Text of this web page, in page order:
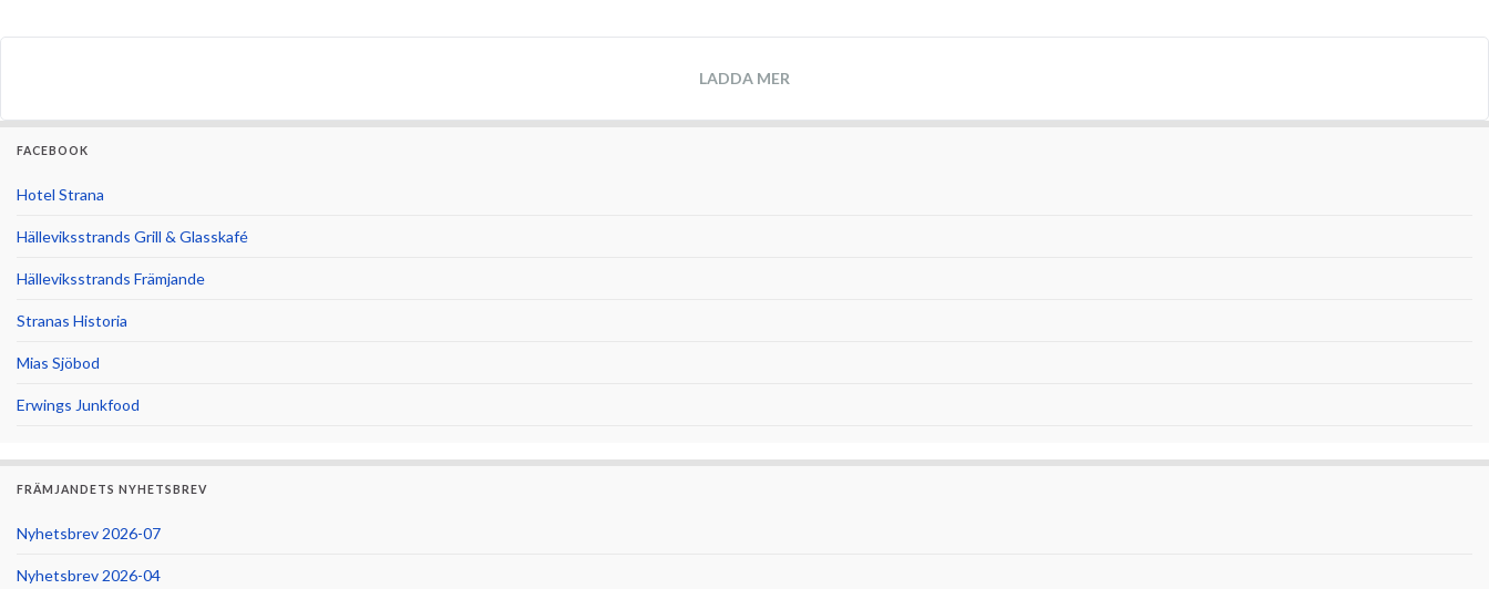
LADDA MER
FACEBOOK
Hotel Strana
Hälleviksstrands Grill & Glasskafé
Hälleviksstrands Främjande
Stranas Historia
Mias Sjöbod
Erwings Junkfood
FRÄMJANDETS NYHETSBREV
Nyhetsbrev 2026-07
Nyhetsbrev 2026-04